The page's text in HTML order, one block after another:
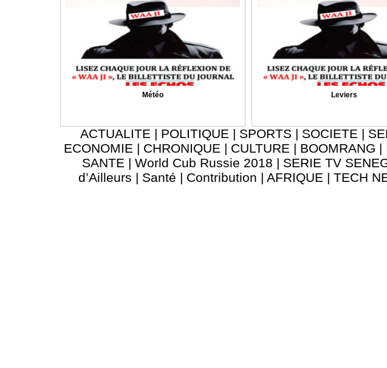
Météo Leviers
ACTUALITE | POLITIQUE | SPORTS | SOCIETE |
ECONOMIE | CHRONIQUE | CULTURE | BOOMRANG |
SANTE | World Cub Russie 2018 | SERIE TV
d’Ailleurs | Santé | Contribution | AFRIQUE | TECH